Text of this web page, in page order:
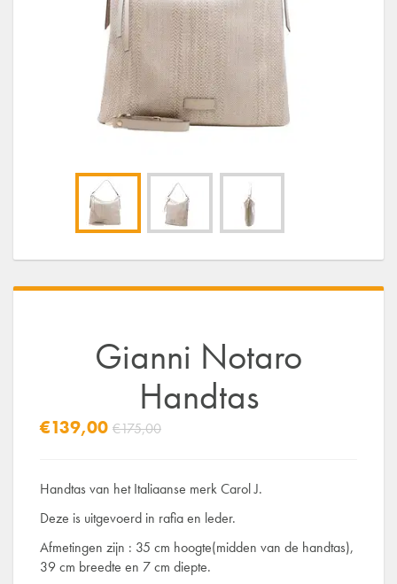
Gianni Notaro
Handtas
€139,00 €175,00
Handtas van het Italiaanse merk Carol J.
Deze is uitgevoerd in rafia en leder.
Afmetingen zijn : 35 cm hoogte(midden van de handtas),
39 cm breedte en 7 cm diepte.